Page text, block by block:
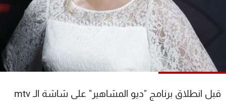
قبل انطلاق برنامج "ديو المشاهير" على شاشة الـ mtv
البرامج
جدول البرامج
شاهد البرامج
الترددات